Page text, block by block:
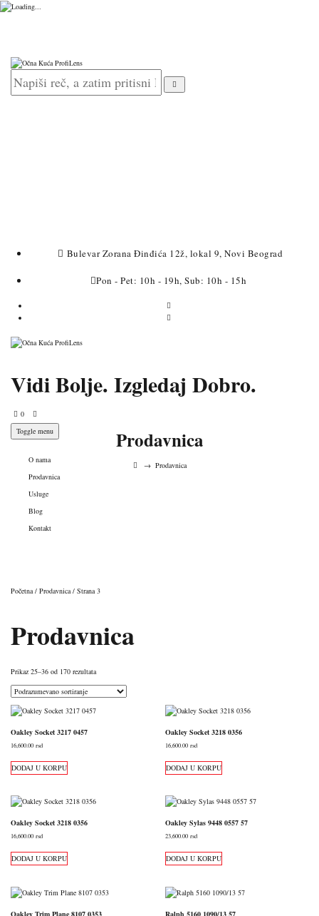
Bulevar Zorana Đinđića 12ž, lokal 9, Novi Beograd
Pon - Pet: 10h - 19h, Sub: 10h - 15h
Vidi Bolje. Izgledaj Dobro.
0
Toggle menu
O nama
Prodavnica
Usluge
Blog
Kontakt
Prodavnica
→ Prodavnica
Početna/ Prodavnica/ Strana 3
Prodavnica
Prikaz 25–36 od 170 rezultata
Oakley Socket 3217 0457
16,600.00 rsd
DODAJ U KORPU
Oakley Socket 3218 0356
16,600.00rsd
DODAJ U KORPU
Oakley Socket 3218 0356
16,600.00 rsd
DODAJ U KORPU
Oakley Sylas 9448 0557 57
23,600.00rsd
DODAJ U KORPU
Oakley Trim Plane 8107 0353 Ralph 5160 1090/13 57